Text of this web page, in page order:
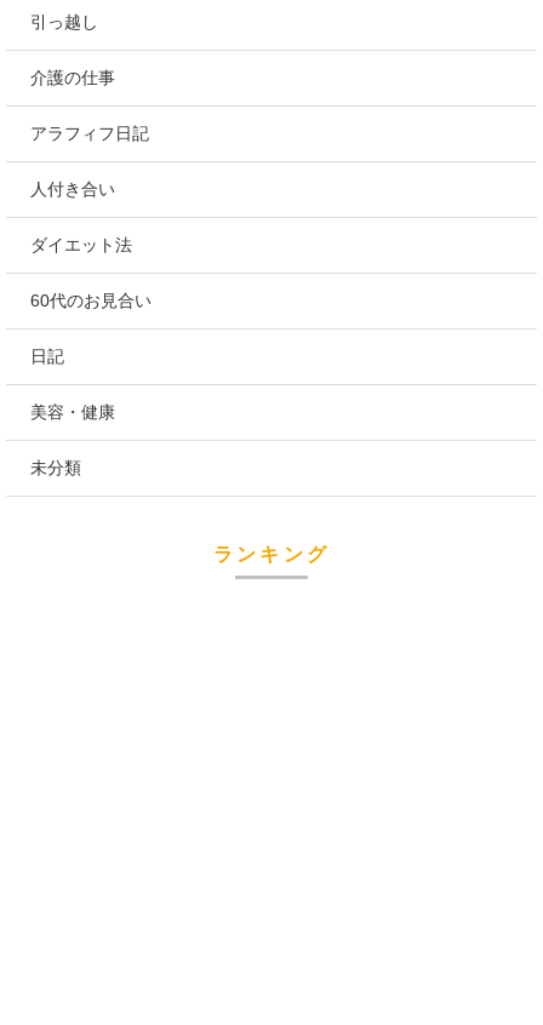
引っ越し
介護の仕事
アラフィフ日記
人付き合い
ダイエット法
60代のお見合い
日記
美容・健康
未分類
ランキング